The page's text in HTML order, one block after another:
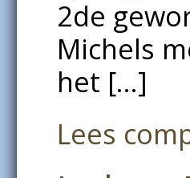
2de
Michels
het […]
Lees